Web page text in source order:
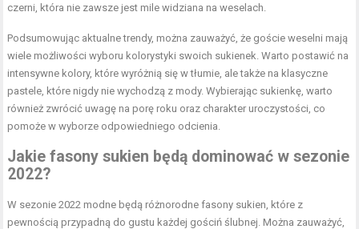
czerni, która nie zawsze jest mile widziana na weselach.
Podsumowując aktualne trendy, można zauważyć, że goście weselni mają
wiele możliwości wyboru kolorystyki swoich sukienek. Warto postawić na
intensywne kolory, które wyróżnią się w tłumie, ale także na klasyczne
pastele, które nigdy nie wychodzą z mody. Wybierając sukienkę, warto
również zwrócić uwagę na porę roku oraz charakter uroczystości, co
pomoże w wyborze odpowiedniego odcienia.
Jakie fasony sukien będą dominować w sezonie
2022?
W sezonie 2022 modne będą różnorodne fasony sukien, które z
pewnością przypadną do gustu każdej gościń ślubnej. Można zauważyć,